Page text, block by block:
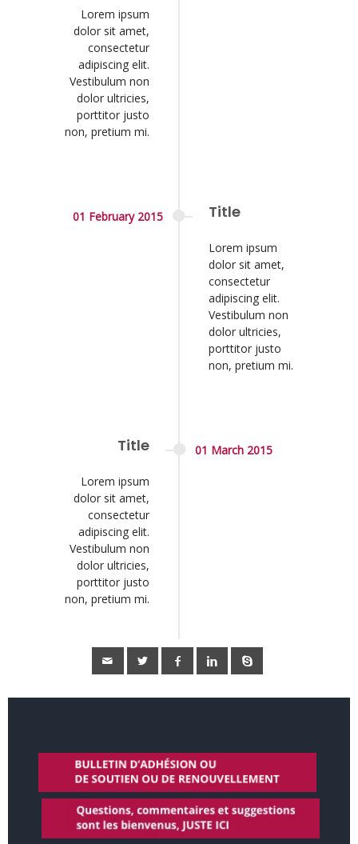
Lorem ipsum
dolor sit amet,
consectetur
adipiscing elit.
Vestibulum non
dolor ultricies,
porttitor justo
non, pretium mi.
01 February 2015 Title
Lorem ipsum
dolor sit amet,
consectetur
adipiscing elit.
Vestibulum non
dolor ultricies,
porttitor justo
non, pretium mi.
01 March 2015
Title
Lorem ipsum
dolor sit amet,
consectetur
adipiscing elit.
Vestibulum non
dolor ultricies,
porttitor justo
non, pretium mi.